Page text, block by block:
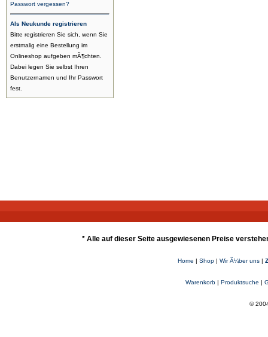
Passwort vergessen?
Als Neukunde registrieren
Bitte registrieren Sie sich, wenn Sie
erstmalig eine Bestellung im
Onlineshop aufgeben mÃ¶chten.
Dabei legen Sie selbst Ihren
Benutzernamen und Ihr Passwort
fest.
* Alle auf dieser Seite ausgewiesenen Preise
Home | Shop| Wir Ã¼ber uns|
Warenkorb| Produktsuche |
©